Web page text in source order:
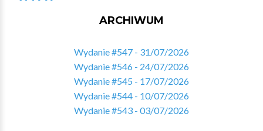
ARCHIWUM
Wydanie #547 - 31/07/2026
Wydanie #546 - 24/07/2026
Wydanie #545 - 17/07/2026
Wydanie #544 - 10/07/2026
Wydanie #543 - 03/07/2026